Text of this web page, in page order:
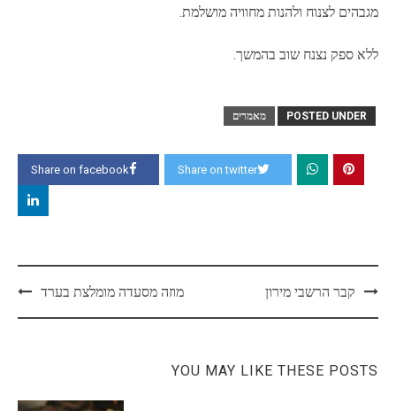
מגבהים לצנוח ולהנות מחוויה מושלמת.
ללא ספק נצנח שוב בהמשך.
POSTED UNDER מאמרים
Share on facebook Share on twitter
Postקבר הרשבי מירון מוזה מסעדה מומלצת בערד
YOU MAY LIKE THESE POSTS